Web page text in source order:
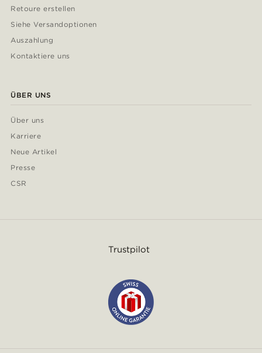
Retoure erstellen
Siehe Versandoptionen
Auszahlung
Kontaktiere uns
ÜBER UNS
Über uns
Karriere
Neue Artikel
Presse
CSR
Trustpilot